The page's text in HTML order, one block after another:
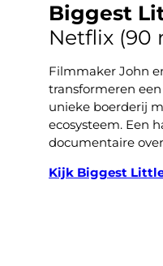
Biggest
Netflix (90
Filmmaker John
transformeren
unieke boerderij
ecosysteem. Een
documentaire
Kijk Biggest